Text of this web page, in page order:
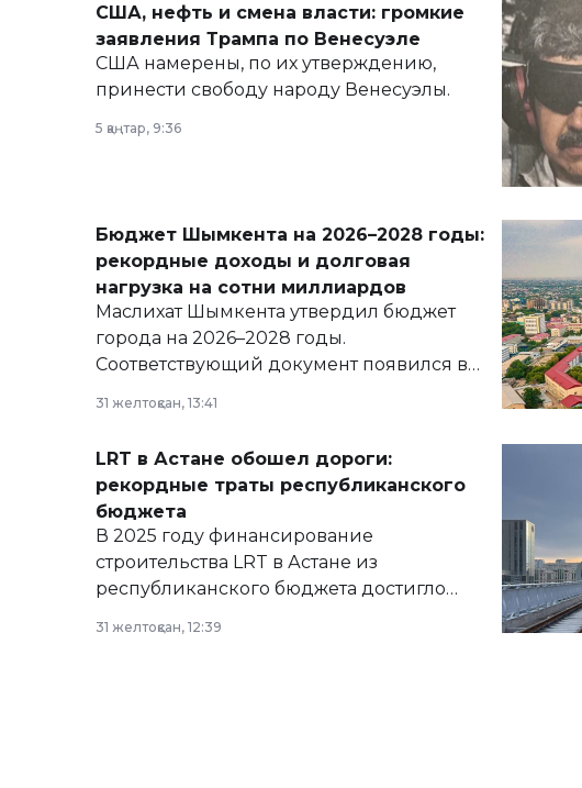
США, нефть и смена власти: громкие
заявления Трампа по Венесуэле
США намерены, по их утверждению,
принести свободу народу Венесуэлы.
5 қаңтар, 9:36
Бюджет Шымкента на 2026–2028 годы:
рекордные доходы и долговая
нагрузка на сотни миллиардов
Маслихат Шымкента утвердил бюджет
города на 2026–2028 годы.
Соответствующий документ появился в
сайте маслихат города.
31 желтоқсан, 13:41
LRT в Астане обошел дороги:
рекордные траты республиканского
бюджета
В 2025 году финансирование
строительства LRT в Астане из
республиканского бюджета достигло
31 желтоқсан, 12:39